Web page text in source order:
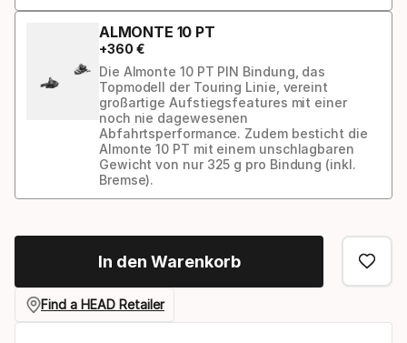
ALMONTE 10 PT
+360 €
Die Almonte 10 PT PIN Bindung, das
Topmodell der Touring Linie, vereint
großartige Aufstiegsfeatures mit einer
noch nie dagewesenen
Abfahrtsperformance. Zudem besticht die
Almonte 10 PT mit einem unschlagbaren
Gewicht von nur 325 g pro Bindung (inkl.
Bremse).
Option
In den Warenkorb
Find a HEAD Retailer